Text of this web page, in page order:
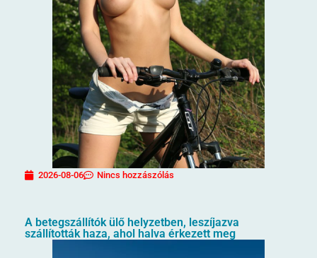
2026-08-06 Nincs hozzászólás
A betegszállítók ülő helyzetben, leszíjazva
szállították haza, ahol halva érkezett meg